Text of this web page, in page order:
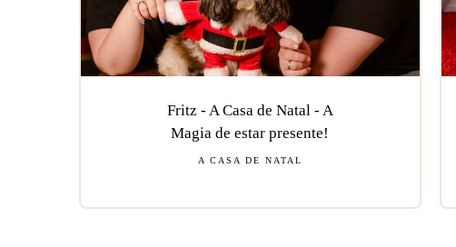
Fritz - A Casa de Natal - A
Magia de estar presente!
A CASA DE NATAL